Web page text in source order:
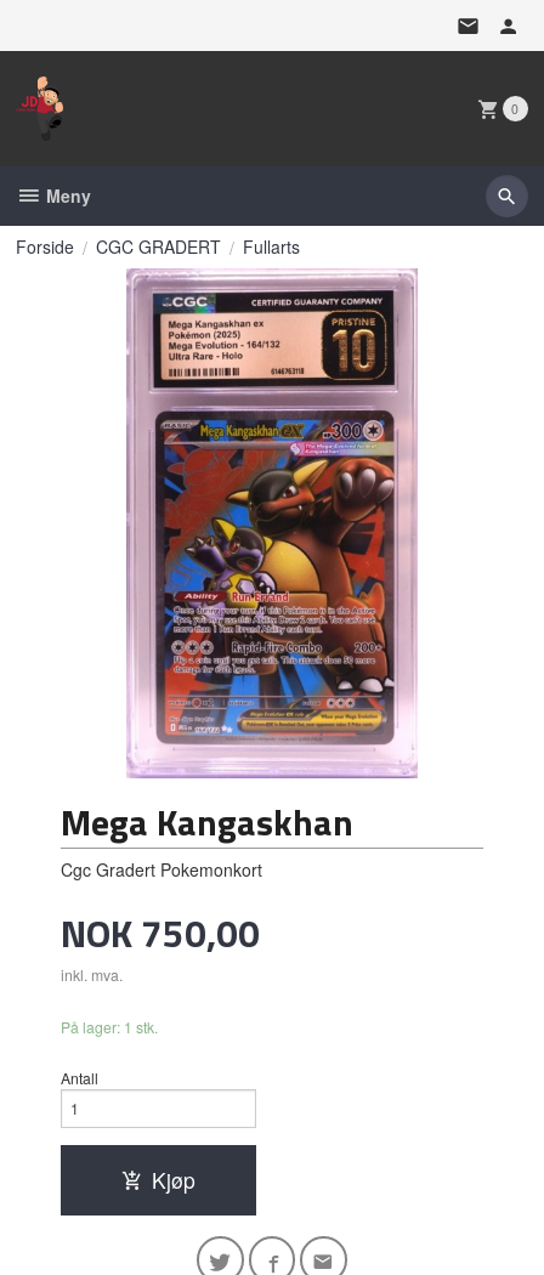
0
Meny
Forside CGC GRADERT Fullarts
Mega Kangaskhan
Cgc Gradert Pokemonkort
Pris
NOK750,00
inkl. mva.
På lager: 1 stk.
Antall
Kjøp